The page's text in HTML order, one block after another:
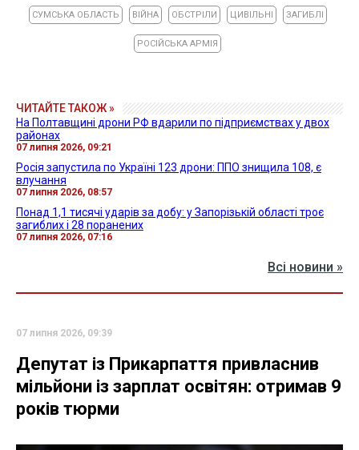
СУМСЬКА ОБЛАСТЬ ВІЙНА ОБСТРІЛИ ЦИВІЛЬНІ ЗАГИБЛІ
РОСІЙСЬКА АРМІЯ
ЧИТАЙТЕ ТАКОЖ »
На Полтавщині дрони РФ вдарили по підприємствах у двох
районах
07 липня 2026, 09:21
Росія запустила по Україні 123 дрони: ППО знищила 108, є
влучання
07 липня 2026, 08:57
Понад 1,1 тисячі ударів за добу: у Запорізькій області троє
загиблих і 28 поранених
07 липня 2026, 07:16
Всі новини »
07 липня 2026, 09:39
Депутат із Прикарпаття привласнив
мільйони із зарплат освітян: отримав 9
років тюрми